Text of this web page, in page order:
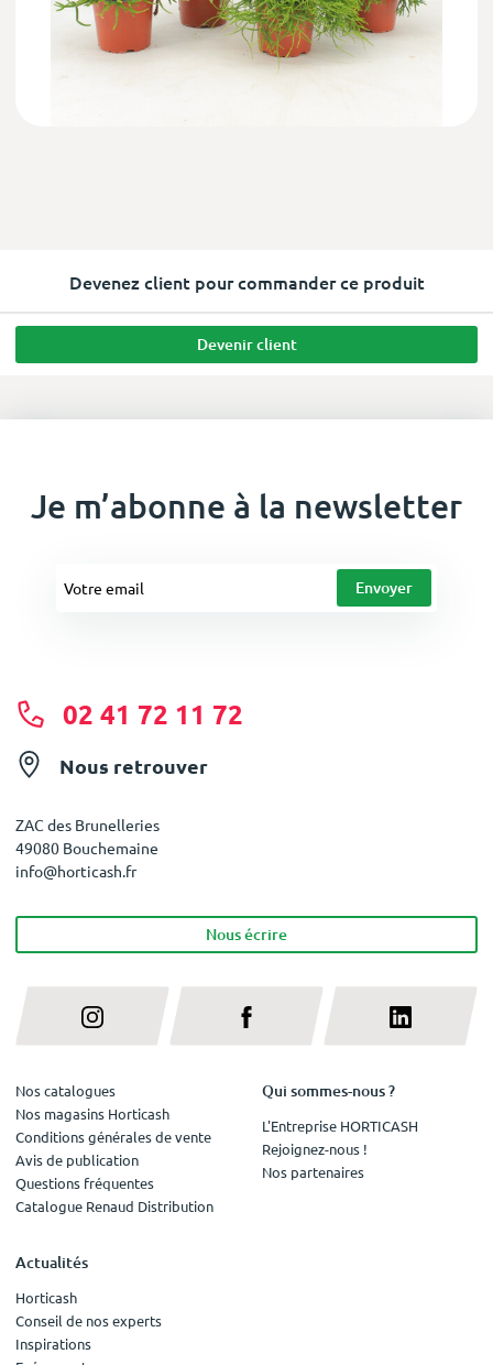
Devenez client pour commander ce produit
Devenir client
Je m’abonne à la newsletter
02 41 72 11 72
Nous retrouver
ZAC des Brunelleries
49080 Bouchemaine
info@horticash.fr
Nous écrire
Nos catalogues
Nos magasins Horticash
Conditions générales de vente
Avis de publication
Questions fréquentes
Catalogue Renaud Distribution
Qui sommes-nous ?
L'Entreprise HORTICASH
Rejoignez-nous !
Nos partenaires
Actualités
Horticash
Conseil de nos experts
Inspirations